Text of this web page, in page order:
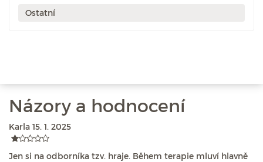
Ostatní
Názory a hodnocení
Karla 15. 1. 2025
Jen si na odborníka tzv. hraje. Během terapie mluví hlavně